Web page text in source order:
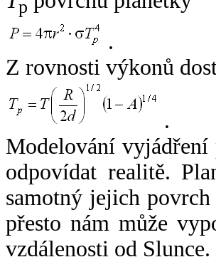
p
.
Z rovnosti výkonů
.
Modelování
odpovídat realitě.
samotný jejich
přesto nám může
vzdálenosti od Slunce.